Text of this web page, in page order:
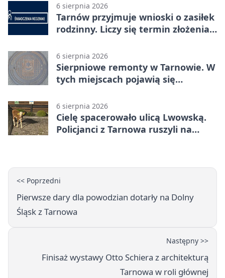
6 sierpnia 2026
Tarnów przyjmuje wnioski o zasiłek
rodzinny. Liczy się termin złożenia
6 sierpnia 2026
Sierpniowe remonty w Tarnowie. W
tych miejscach pojawią się
6 sierpnia 2026
Cielę spacerowało ulicą Lwowską.
Policjanci z Tarnowa ruszyli na
<< Poprzedni
Pierwsze dary dla powodzian dotarły na Dolny
Śląsk z Tarnowa
Następny >>
Finisaż wystawy Otto Schiera z architekturą
Tarnowa w roli głównej